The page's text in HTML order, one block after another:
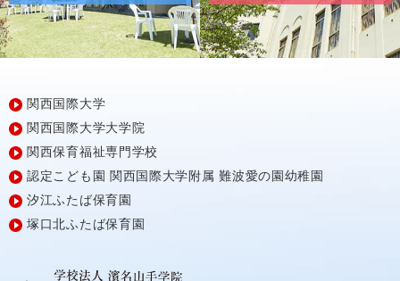
関西国際大学
関西国際大学大学院
関西保育福祉専門学校
認定こども園 関西国際大学附属 難波愛の園幼稚園
汐江ふたば保育園
塚口北ふたば保育園